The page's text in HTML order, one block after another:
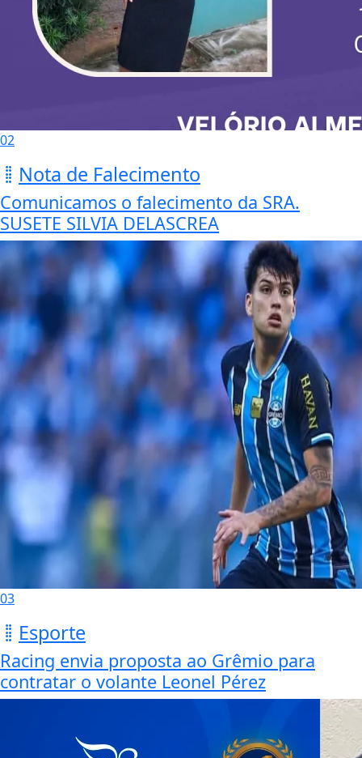
02
Nota de Falecimento
Comunicamos o falecimento da SRA.
SUSETE SILVIA DELASCREA
03
Esporte
Racing envia proposta ao Grêmio para
contratar o volante Leonel Pérez